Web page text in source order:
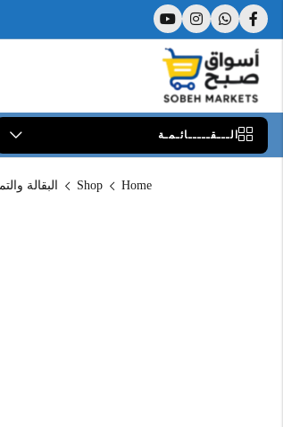
الـــقـــــائـمـة
Home
Shop